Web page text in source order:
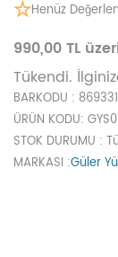
Henüz
990,00 TL
Tükendi.
BARKODU :
ÜRÜN KODU:
STOK DURUMU :
MARKASI :Güler